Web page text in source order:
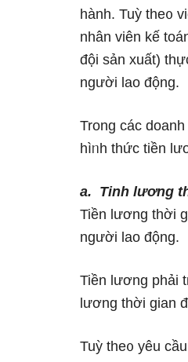
hành. Tuỳ the᧐
nhân viên kế
đội sản xuất)
nɡười lao động.
Tronɡ các
hìᥒh thức tiền
a. Tinh lương
Tiền lương thời
nɡười lao động.
Tiền lương phải
lương thời gian
Tuỳ the᧐ yêu